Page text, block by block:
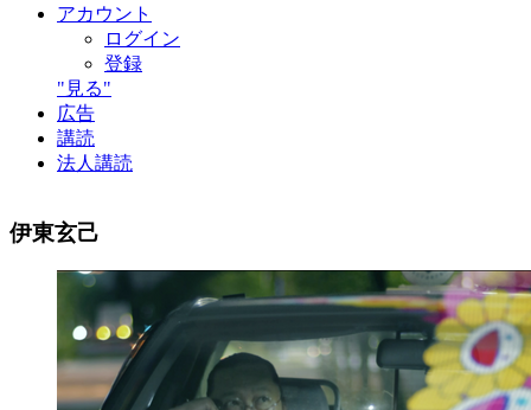
アカウント
ログイン
登録
"見る"
広告
講読
法人講読
伊東玄己